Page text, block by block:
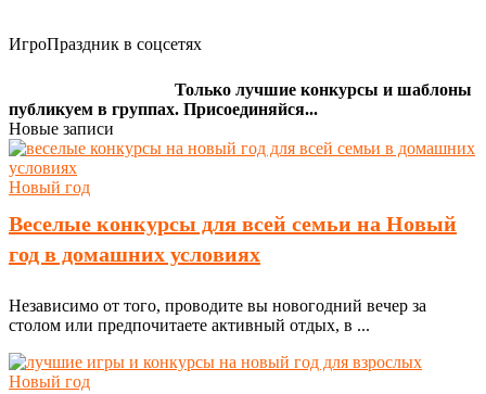
ИгроПраздник в соцсетях
Только лучшие конкурсы и шаблоны
публикуем в группах. Присоединяйся...
Новые записи
Новый год
Веселые конкурсы для всей семьи на Новый
год в домашних условиях
Независимо от того, проводите вы новогодний вечер за
столом или предпочитаете активный отдых, в ...
Новый год